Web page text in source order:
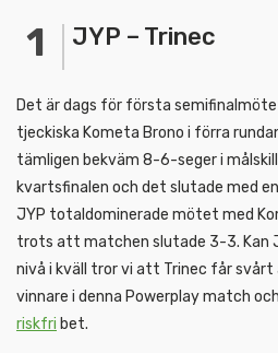
JYP – Trinec
Det är dags för första
tjeckiska Kometa Brono i förra
tämligen bekväm 8-6-seger i
kvartsfinalen och det slutade med
JYP totaldominerade mötet med
trots att matchen slutade 3-3. Kan
nivå i kväll tror vi att Trinec får
vinnare i denna Powerplay match
riskfri bet.